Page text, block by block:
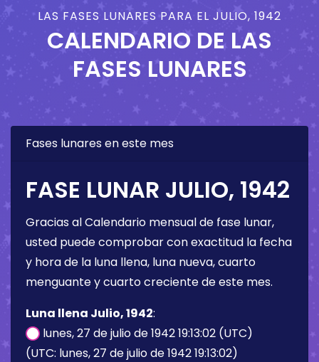
LAS FASES LUNARES PARA EL JULIO, 1942
CALENDARIO DE LAS
FASES LUNARES
Fases lunares en este mes
FASE LUNAR JULIO, 1942
Gracias al Calendario mensual de fase lunar,
usted puede comprobar con exactitud la fecha
y hora de la luna llena, luna nueva, cuarto
menguante y cuarto creciente de este mes.
Luna llena Julio, 1942:
lunes, 27 de julio de 1942 19:13:02 (UTC)
(UTC: lunes, 27 de julio de 1942 19:13:02)